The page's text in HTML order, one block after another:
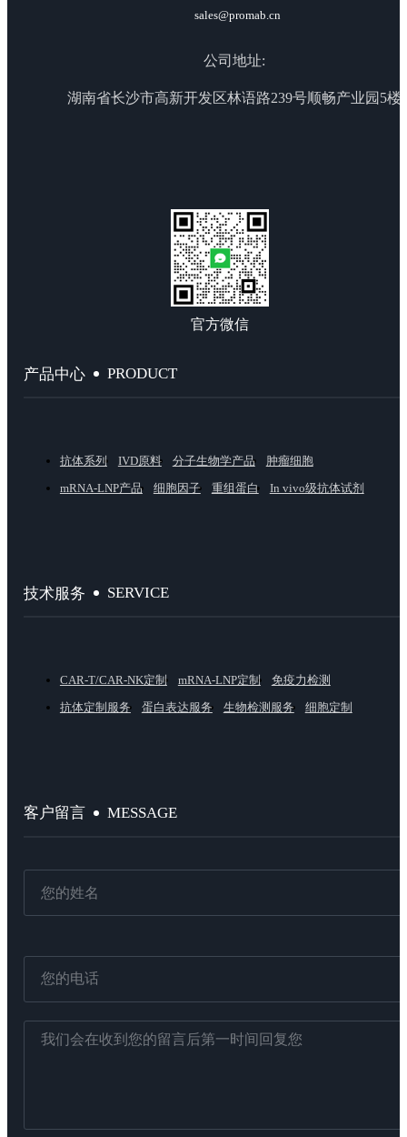
sales@promab.cn
公司地址:
湖南省长沙市高新开发区林语路239号顺畅产业园5楼
官方微信
产品中心 PRODUCT
抗体系列 IVD原料 分子生物学产品
肿瘤细胞
mRNA-LNP产品
细胞因子 重组蛋白 In vivo级抗体试剂
技术服务 SERVICE
CAR-T/CAR-NK定制 mRNA-LNP定制
免疫力检测
抗体定制服务
蛋白表达服务 生物检测服务 细胞定制
客户留言 MESSAGE